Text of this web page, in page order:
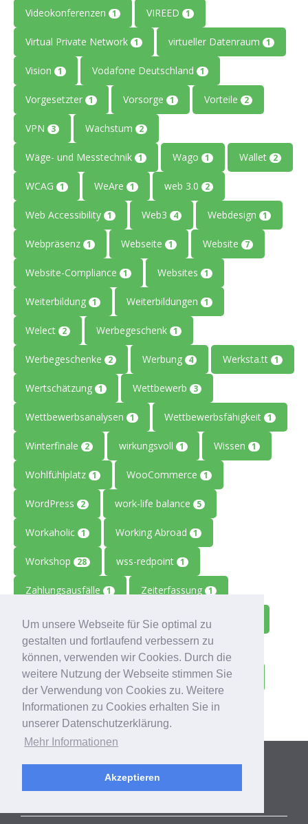
Um unsere Webseite für Sie optimal zu
gestalten und fortlaufend verbessern zu
können, verwenden wir Cookies. Durch die
weitere Nutzung der Webseite stimmen Sie
der Verwendung von Cookies zu. Weitere
Informationen zu Cookies erhalten Sie in
unserer Datenschutzerklärung.
Mehr Informationen
Akzeptieren
Videokonferenzen 1 VIREED 1
Virtual Private Network 1 virtueller Datenraum 1
Vision 1 Vodafone Deutschland 1
Vorgesetzter 1 Vorsorge 1 Vorteile 2
VPN 3 Wachstum 2
Wäge- und Messtechnik 1 Wago 1 Wallet 2
WCAG 1 WeAre 1 web 3.0 2
Web Accessibility 1 Web3 4 Webdesign 1
Webpräsenz 1 Webseite 1 Website 7
Website-Compliance 1 Websites 1
Weiterbildung 1 Weiterbildungen 1
Welect 2 Werbegeschenk 1
Werbegeschenke 2 Werbung 4 Werksta.tt 1
Wertschätzung 1 Wettbewerb 3
Wettbewerbsanalysen 1 Wettbewerbsfähigkeit 1
Winterfinale 2 wirkungsvoll 1 Wissen 1
Wohlfühlplatz 1 WooCommerce 1
WordPress 2 work-life balance 5
Workaholic 1 Working Abroad 1
Workshop 28 wss-redpoint 1
Zahlungsausfälle 1 Zeiterfassung 1
Zeitmanagement 2 Zeitreise 1
Zolitron 1 Zoll 1 Zollwissen 1
Zoom 1 Zukunft 1 Zulieferbetriebe
Zusammenarbeit 1